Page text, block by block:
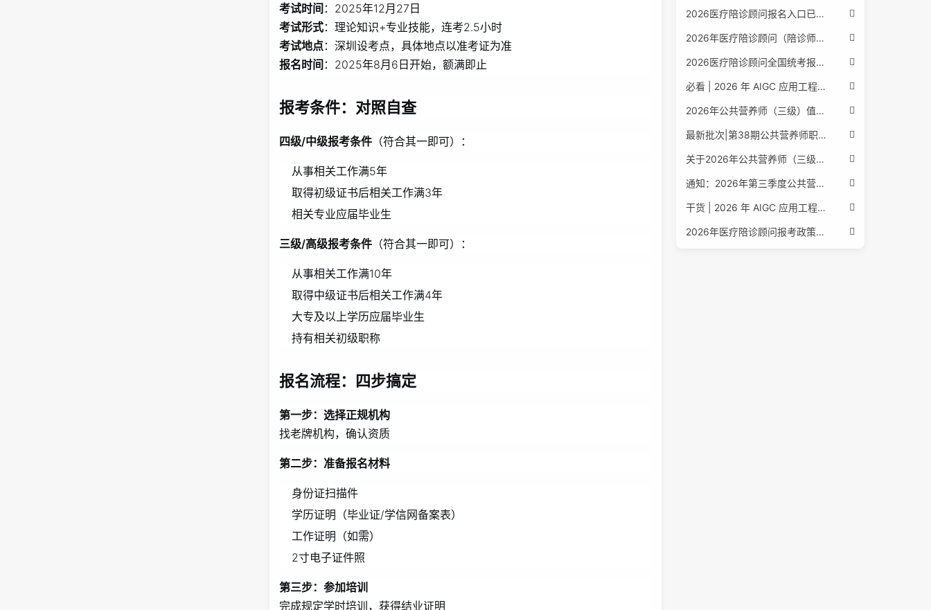
考试时间 ：2025年12月27日
考试形式：理论知识+专业技能，连考2.5小时
考试地点：深圳设考点，具体地点以准考证为准
报名时间 ：2025年8月6日开始，额满即止
报考条件：对照自查
四级/中级报考条件 （符合其一即可）：
从事相关工作满5年
取得初级证书后相关工作满3年
相关专业应届毕业生
三级/高级报考条件 （符合其一即可）：
从事相关工作满10年
取得中级证书后相关工作满4年
大专及以上学历应届毕业生
持有相关初级职称
报名流程：四步搞定
第一步：选择正规机构
找老牌机构，确认资质
第二步：准备报名材料
身份证扫描件
学历证明（毕业证/学信网备案表）
工作证明（如需）
2寸电子证件照
第三步：参加培训
完成规定学时培训，获得结业证明
2026医疗陪诊顾问报名入口已公布，全国报考条件流程政策全解析
2026年医疗陪诊顾问（陪诊师）招生启动，全国报考指南附报名官网
2026医疗陪诊顾问全国统考报名中，报考条件流程全攻略附报名入口
必看 | 2026 年 AIGC 应用工程师报考核心要点：报名费用、官网可查、行业认可度、补考规则全盘点
2026年公共营养师（三级）值得考吗？报名入口+条件+证书用途
最新批次|第38期公共营养师职业能力评价证书报名培训通知
关于2026年公共营养师（三级、四级）全国统一认定报名的服务通知
通知：2026年第三季度公共营养师四级培训报名安排正式发布
干货 | 2026 年 AIGC 应用工程师报考指南：报名流程、学历要求、培训课程、就业方向全梳理
2026年医疗陪诊顾问报考政策更新，全国报名入口与报考指南全同步